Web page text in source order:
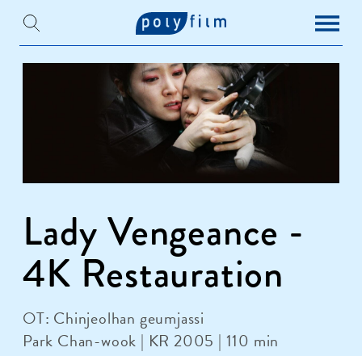
Lady Vengeance -
4K Restauration
OT: Chinjeolhan geumjassi
Park Chan-wook | KR 2005 | 110 min